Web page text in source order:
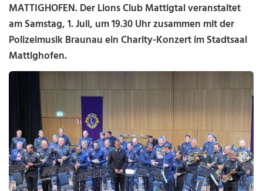
MATTIGHOFEN. Der Lions Club Mattigtal veranstaltet
am Samstag, 1. Juli, um 19.30 Uhr zusammen mit der
Polizeimusik Braunau ein Charity-Konzert im Stadtsaal
Mattighofen.